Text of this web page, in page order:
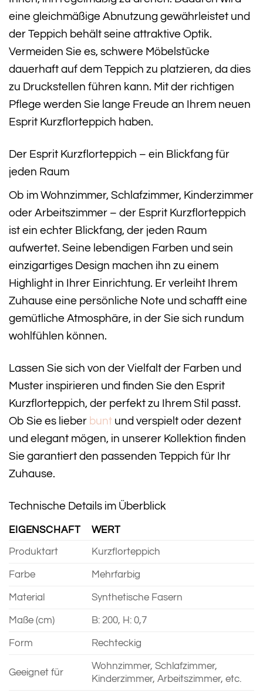
eine gleichmäßige Abnutzung gewährleistet und
der Teppich behält seine attraktive Optik.
Vermeiden Sie es, schwere Möbelstücke
dauerhaft auf dem Teppich zu platzieren, da dies
zu Druckstellen führen kann. Mit der richtigen
Pflege werden Sie lange Freude an Ihrem neuen
Esprit Kurzflorteppich haben.
Der Esprit Kurzflorteppich – ein Blickfang für
jeden Raum
Ob im Wohnzimmer, Schlafzimmer, Kinderzimmer
oder Arbeitszimmer – der Esprit Kurzflorteppich
ist ein echter Blickfang, der jeden Raum
aufwertet. Seine lebendigen Farben und sein
einzigartiges Design machen ihn zu einem
Highlight in Ihrer Einrichtung. Er verleiht Ihrem
Zuhause eine persönliche Note und schafft eine
gemütliche Atmosphäre, in der Sie sich rundum
wohlfühlen können.
Lassen Sie sich von der Vielfalt der Farben und
Muster inspirieren und finden Sie den Esprit
Kurzflorteppich, der perfekt zu Ihrem Stil passt.
Ob Sie es lieber bunt und verspielt oder dezent
und elegant mögen, in unserer Kollektion finden
Sie garantiert den passenden Teppich für Ihr
Zuhause.
Technische Details im Überblick
EIGENSCHAFT WERT
Produktart Kurzflorteppich
Farbe Mehrfarbig
Material Synthetische Fasern
Maße (cm) B: 200, H: 0,7
Form Rechteckig
Geeignet für
Wohnzimmer, Schlafzimmer,
Kinderzimmer, Arbeitszimmer, etc.